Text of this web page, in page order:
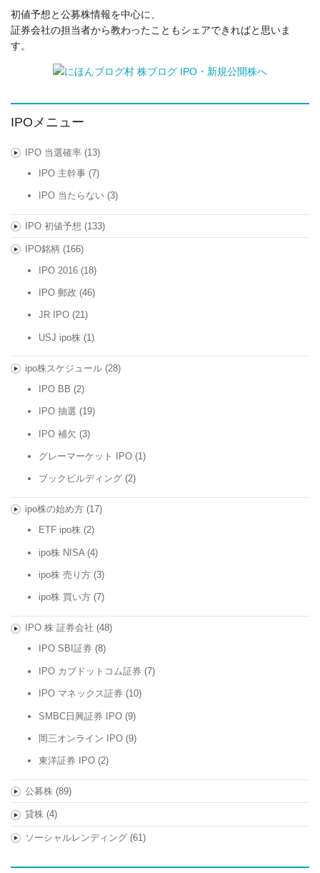
初値予想と公募株情報を中心に、
証券会社の担当者から教わったこともシェアできればと思いま
す。
IPOメニュー
IPO 当選確率(13)
IPO 主幹事 (7)
IPO 当たらない (3)
IPO 初値予想 (133)
IPO銘柄 (166)
IPO 2016 (18)
IPO 郵政 (46)
JR IPO (21)
USJ ipo株 (1)
ipo株スケジュール(28)
IPO BB (2)
IPO 抽選 (19)
IPO 補欠 (3)
グレーマーケット IPO (1)
ブックビルディング (2)
ipo株の始め方(17)
ETF ipo株 (2)
ipo株 NISA (4)
ipo株 売り方 (3)
ipo株 買い方 (7)
IPO 株 証券会社 (48)
IPO SBI証券 (8)
IPO カブドットコム証券 (7)
IPO マネックス証券 (10)
SMBC日興証券 IPO (9)
岡三オンライン IPO (9)
東洋証券 IPO (2)
公募株(89)
貸株(4)
ソーシャルレンディング(61)